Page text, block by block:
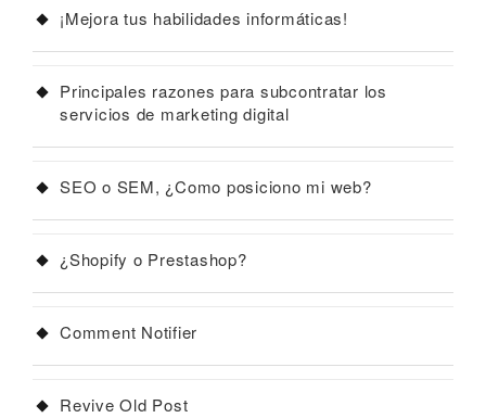
¡Mejora tus habilidades informáticas!
Principales razones para subcontratar los
servicios de marketing digital
SEO o SEM, ¿Como posiciono mi web?
¿Shopify o Prestashop?
Comment Notifier
Revive Old Post